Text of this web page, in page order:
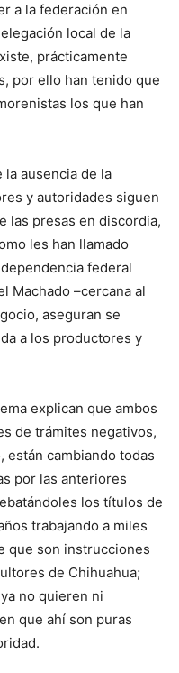
a la federación en
local de la
prácticamente
por ello han tenido que
los que han
la ausencia de la
y autoridades siguen
las presas en discordia,
les han llamado
federal
Machado –cercana al
aseguran se
a los productores y
explican que ambos
de trámites negativos,
cambiando todas
por las anteriores
los títulos de
trabajando a miles
que son instrucciones
de Chihuahua;
no quieren ni
que ahí son puras